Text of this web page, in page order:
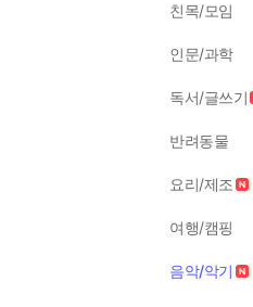
친목/모임
인문/과학
독서/글쓰기
반려동물
요리/제조
여행/캠핑
음악/악기